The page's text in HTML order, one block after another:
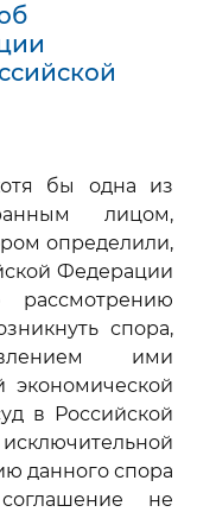
бы одна из
лицом,
определили,
Федерации
рассмотрению
спора,
ими
экономической
в Российской
данного спора
не